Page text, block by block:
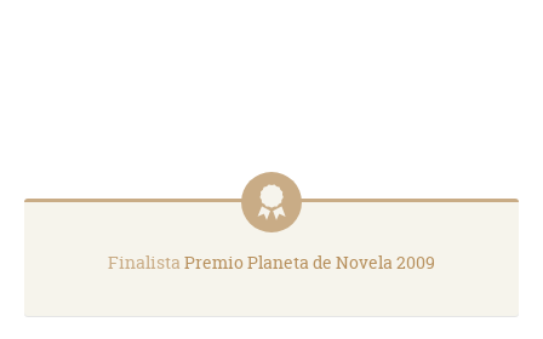
Finalista Premio Planeta de Novela 2009